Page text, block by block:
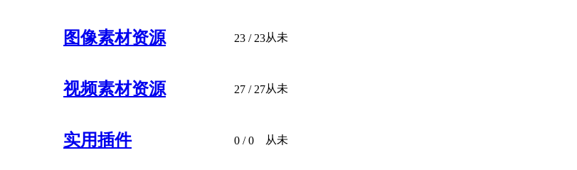
图像素材资源 23 / 23从未
视频素材资源 27 / 27从未
实用插件 0 / 0 从未